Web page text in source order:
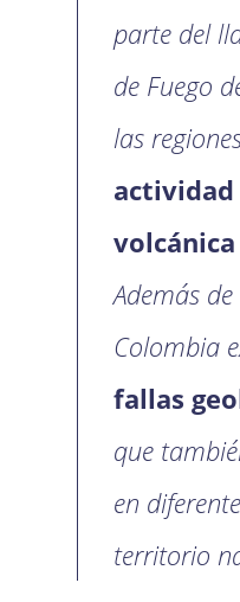
parte del
de Fuego
las
actividad
Además
Colombia
fallas
que
en
territorio